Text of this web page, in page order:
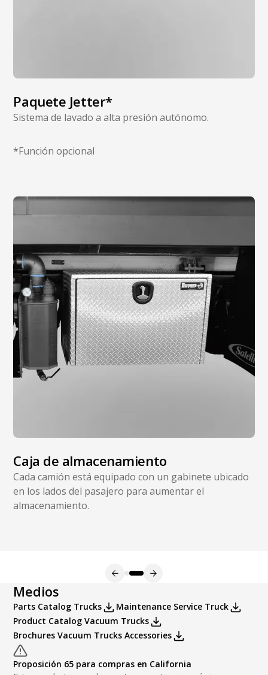
Paquete Jetter*
Sistema de lavado a alta presión autónomo.
*Función opcional
Caja de almacenamiento
Cada camión está equipado con un gabinete ubicado
en los lados del pasajero para aumentar el
almacenamiento.
Medios
Parts Catalog Trucks
Maintenance Service Truck
Product Catalog Vacuum Trucks
Brochures Vacuum Trucks Accessories
Proposición 65 para compras en California